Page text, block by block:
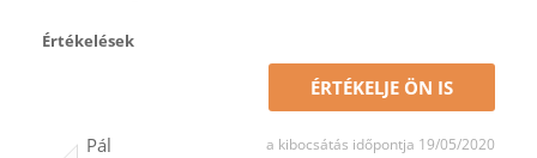
Értékelések
ÉRTÉKELJE ÖN IS
Pál a kibocsátás időpontja 19/05/2020